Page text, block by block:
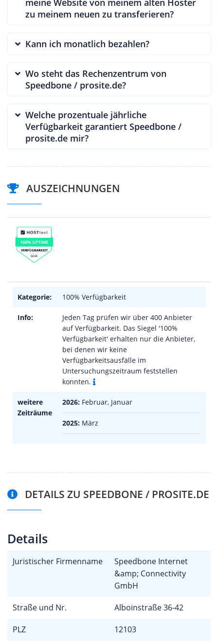
zu meinem neuen zu transferieren?
Kann ich monatlich bezahlen?
Wo steht das Rechenzentrum von
Speedbone / prosite.de?
Welche prozentuale jährliche
Verfügbarkeit garantiert Speedbone /
prosite.de mir?
AUSZEICHNUNGEN
Kategorie: 100% Verfügbarkeit
Info:
Jeden Tag prüfen wir über 400 Anbieter
auf Verfügbarkeit. Das Siegel '100%
Verfügbarkeit' erhalten nur die Anbieter,
bei denen wir keine
Verfügbarkeitsausfälle im
Untersuchungszeitraum feststellen
konnten.
weitere
Zeiträume
2026: Februar, Januar
2025: März
DETAILS ZU SPEEDBONE / PROSITE.DE
Details
Juristischer Firmenname
Speedbone Internet
&amp; Connectivity
GmbH
Straße und Nr. Alboinstraße 36-42
PLZ 12103